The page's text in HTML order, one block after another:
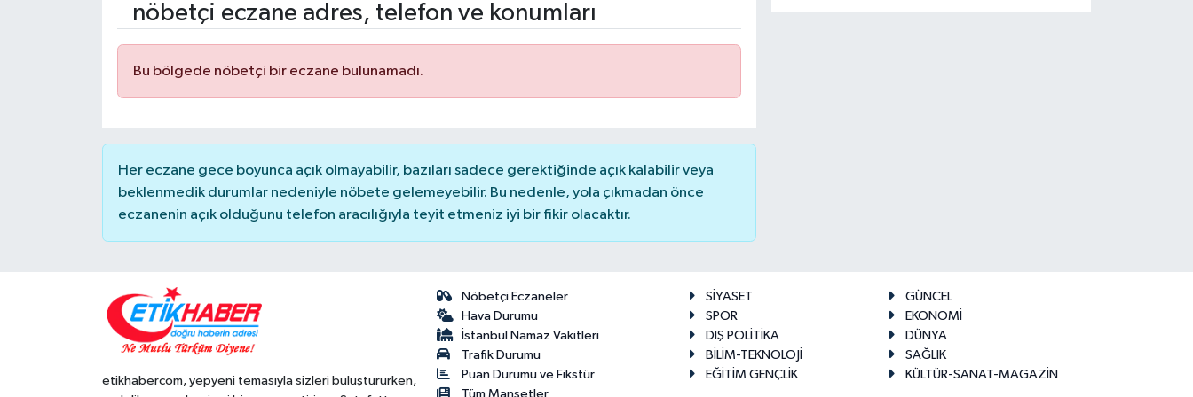
nöbetçi eczane adres, telefon ve konumları
Bu bölgede nöbetçi bir eczane bulunamadı.
Her eczane gece boyunca açık olmayabilir, bazıları sadece gerektiğinde açık kalabilir veya
beklenmedik durumlar nedeniyle nöbete gelemeyebilir. Bu nedenle, yola çıkmadan önce
eczanenin açık olduğunu telefon aracılığıyla teyit etmeniz iyi bir fikir olacaktır.
etikhabercom, yepyeni temasıyla sizleri buluştururken,
Nöbetçi Eczaneler
Hava Durumu
İstanbul Namaz Vakitleri
Trafik Durumu
Puan Durumu ve Fikstür
Tüm Manşetler
SİYASET
GÜNCEL
SPOR
EKONOMİ
DIŞ POLİTİKA
DÜNYA
BİLİM-TEKNOLOJİ
SAĞLIK
EĞİTİM GENÇLİK
KÜLTÜR-SANAT-MAGAZİN
ÖZEL HABER
RÖPORTAJLAR